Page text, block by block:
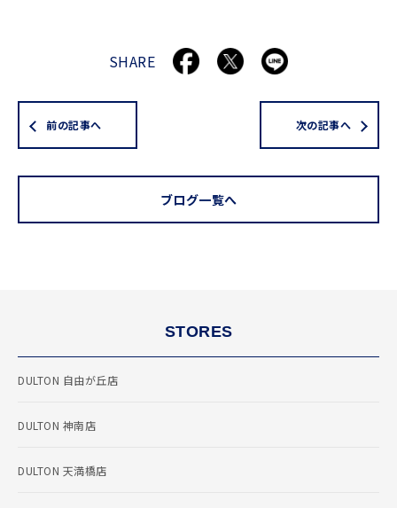
SHARE
前の記事へ
ブログ一覧へ
次の記事へ
STORES
DULTON 自由が丘店
DULTON 神南店
DULTON 天満橋店